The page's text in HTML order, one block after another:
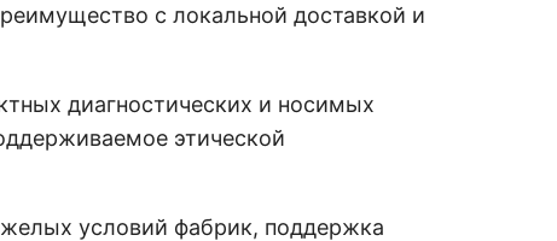
с локальной доставкой и
диагностических и носимых
этической
условий фабрик, поддержка